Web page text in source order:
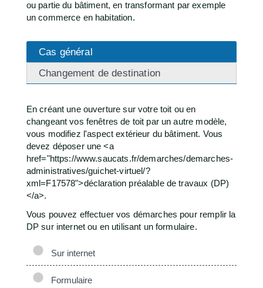
ou partie du bâtiment, en transformant par exemple
un commerce en habitation.
Cas général
Changement de destination
En créant une ouverture sur votre toit ou en
changeant vos fenêtres de toit par un autre modèle,
vous modifiez l'aspect extérieur du bâtiment. Vous
devez déposer une <a
href="https://www.saucats.fr/demarches/demarches-
administratives/guichet-virtuel/?
xml=F17578">déclaration préalable de travaux (DP)
</a>.
Vous pouvez effectuer vos démarches pour remplir la
DP sur internet ou en utilisant un formulaire.
Sur internet
Formulaire